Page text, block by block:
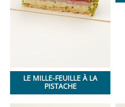
LE MILLE-FEUILLE À LA
PISTACHE